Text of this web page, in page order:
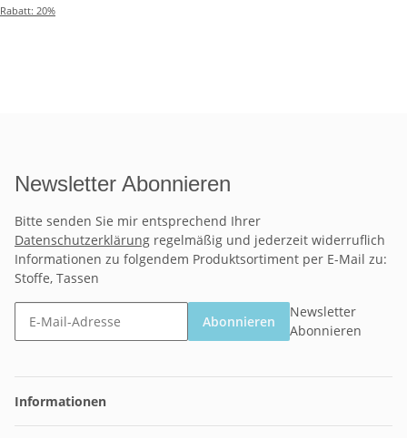
Rabatt: 20%
Newsletter Abonnieren
Bitte senden Sie mir entsprechend Ihrer
Datenschutzerklärung regelmäßig und jederzeit widerruflich
Informationen zu folgendem Produktsortiment per E-Mail zu:
Stoffe, Tassen
Abonnieren
Newsletter
Abonnieren
Informationen